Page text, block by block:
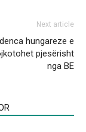
Next article
hungareze e
pjesërisht
nga BE